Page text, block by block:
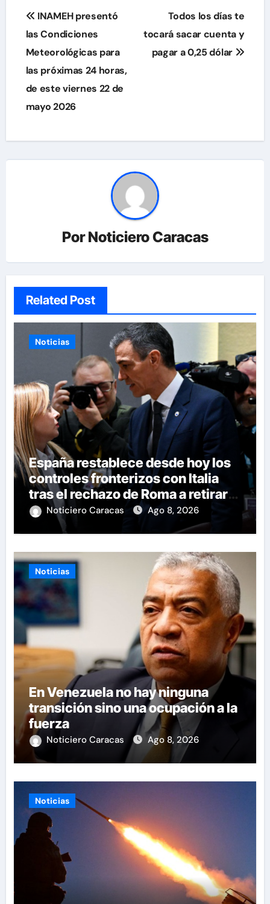
Navegación
de
entradas
INAMEH presentó
las Condiciones
Meteorológicas para
las próximas 24 horas,
de este viernes 22 de
mayo 2026
Todos los días te
tocará sacar cuenta y
pagar a 0,25 dólar
PorNoticiero Caracas
Related Post
Noticias
España restablece desde hoy los
controles fronterizos con Italia
tras el rechazo de Roma a retirar
las restricciones
Noticiero Caracas Ago 8, 2026
Noticias
En Venezuela no hay ninguna
transición sino una ocupación a la
fuerza
Noticiero Caracas Ago 8, 2026
Noticias